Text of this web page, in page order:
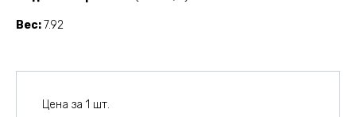
Вес 7.92
Цена за 1 шт.